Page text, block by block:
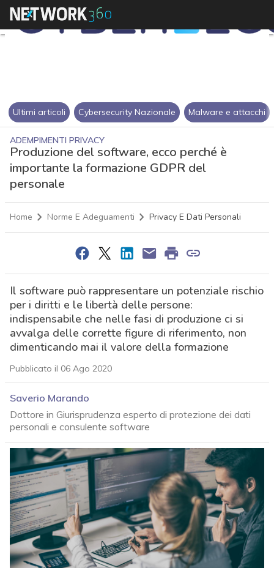
Ultimi articoli Cybersecurity Nazionale Malware e attacchi
ADEMPIMENTI PRIVACY
Produzione del software, ecco perché è
importante la formazione GDPR del
personale
Home Norme E Adeguamenti Privacy E Dati Personali
Il software può rappresentare un potenziale rischio
per i diritti e le libertà delle persone:
indispensabile che nelle fasi di produzione ci si
avvalga delle corrette figure di riferimento, non
dimenticando mai il valore della formazione
Pubblicato il 06 Ago 2020
Saverio Marando
Dottore in Giurisprudenza esperto di protezione dei dati
personali e consulente software